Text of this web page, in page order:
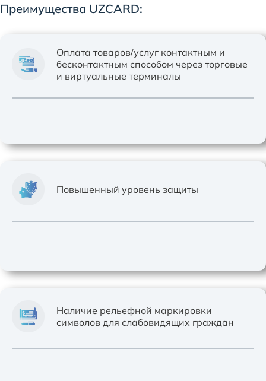
Преимущества UZCARD:
Оплата товаров/услуг контактным и
бесконтактным способом через торговые
и виртуальные терминалы
Повышенный уровень защиты
Наличие рельефной маркировки
символов для слабовидящих граждан